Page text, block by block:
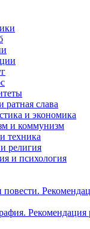
ратная слава
и экономика
и коммунизм
техника
религия
и психология
Рекомендация